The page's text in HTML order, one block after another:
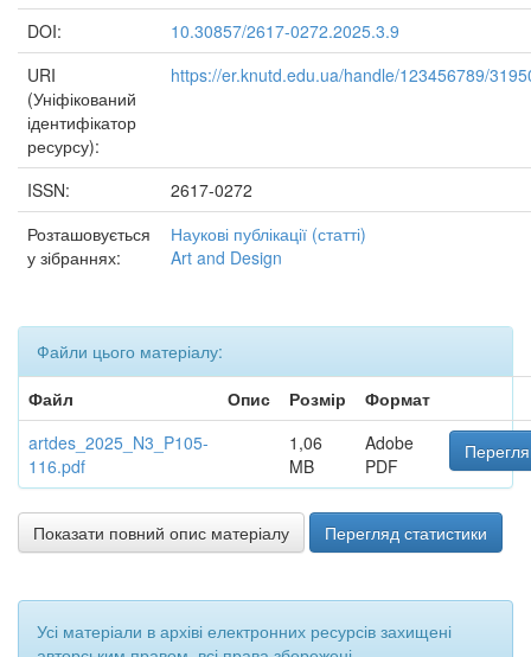
DOI:
10.30857/2617-0272.2025.3.9
URI
(Уніфікований
ідентифікатор
ресурсу):
https://er.knutd.edu.ua/handle/123456789/
ISSN:
2617-0272
Розташовується
у зібраннях:
Наукові публікації (статті)
Art and Design
Файли цього матеріалу:
Файл
Опис Розмір
Формат
artdes_2025_N3_P105-
116.pdf
1,06
MB
Adobe
PDF
Показати повний опис матеріалу Перегляд статистики
Усі матеріали в архіві електронних ресурсів захищені